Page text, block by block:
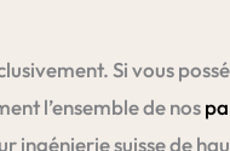
Si vous
l’ensemble de nos
ingénierie suisse de